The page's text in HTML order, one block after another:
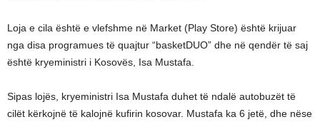
Loja e cila është e vlefshme në Market (Play Store) është krijuar
nga disa programues të quajtur “basketDUO” dhe në qendër të saj
është kryeministri i Kosovës, Isa Mustafa.
Sipas lojës, kryeministri Isa Mustafa duhet të ndalë autobuzët të
cilët kërkojnë të kalojnë kufirin kosovar. Mustafa ka 6 jetë, dhe nëse